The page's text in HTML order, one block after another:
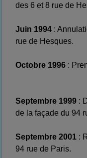
des 6 et 8 rue de
Juin 1994 :
rue de Hesques.
Octobre 1996 :
Septembre 1999 :
de la façade du 94
Septembre 2001 :
94 rue de Paris.